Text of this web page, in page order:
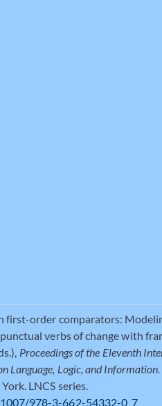
first-order comparators:
verbs of change with
Proceedings of the Eleventh
Language, Logic, and Information.
LNCS series.
978-3-662-54332-0_7